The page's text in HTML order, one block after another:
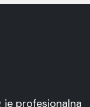
je profesionalna